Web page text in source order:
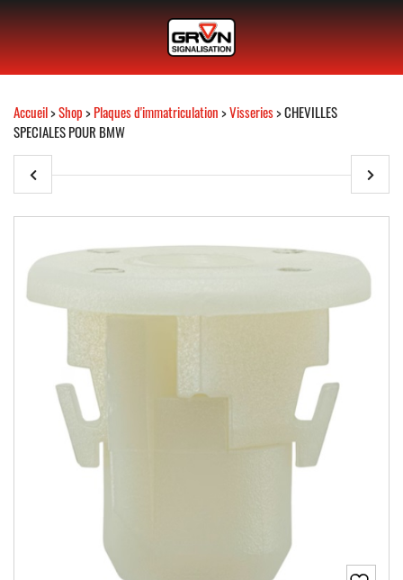
Accueil>Shop>Plaques d'immatriculation>Visseries> CHEVILLES
SPECIALES POUR BMW